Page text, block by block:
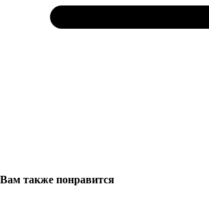
Вам также понравится